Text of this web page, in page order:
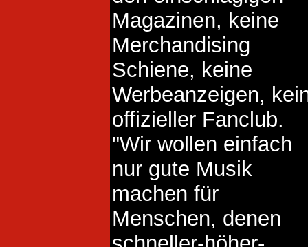
Magazinen, keine
Merchandising
Schiene, keine
Werbeanzeigen,
offizieller Fanclub.
"Wir wollen einfach
nur gute Musik
machen für
Menschen, denen